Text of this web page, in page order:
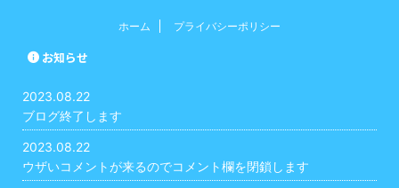
ホーム プライバシーポリシー
お知らせ
2023.08.22
ブログ終了します
2023.08.22
ウザいコメントが来るのでコメント欄を閉鎖します